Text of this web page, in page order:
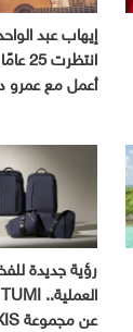
إيهاب عبد
انتظرت
أعمل مع عمرو
رؤية جديدة
عن مجموعة AXIS…